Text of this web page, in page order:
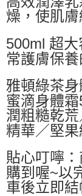
付款後7-11取貨
宅配
國家/地區配送0330
燥，使肌
500ml 超
常護膚保
雅頓綠茶
蜜滴身體
潤粗糙乾
精華／堅
貼心叮嚀
購到喔~以
車後立即